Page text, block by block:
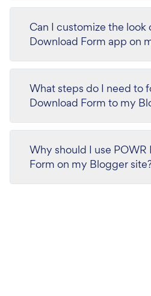
Can I customize the look
Download Form app on
What steps do I need to
Download Form to my
Why should I use POWR
Form on my Blogger